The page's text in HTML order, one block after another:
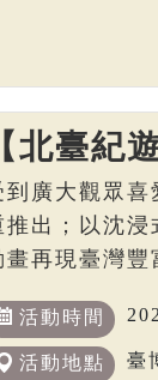
【北臺紀
到廣大觀眾
推出；以沈
畫再現臺灣豐
活動時間
活動地點 臺